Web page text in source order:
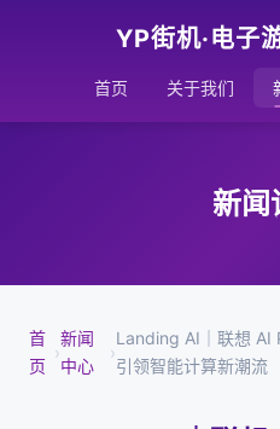
YP街机·电子
首页 关于我们
新闻
首
页
›
新闻
中心
›
Landing AI｜联想 AI
引领智能计算新潮流